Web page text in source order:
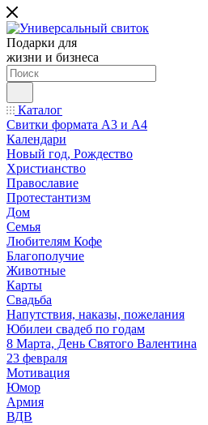
Подарки для
жизни и бизнеса
Каталог
Свитки формата А3 и А4
Календари
Новый год, Рождество
Христианство
Православие
Протестантизм
Дом
Семья
Любителям Кофе
Благополучие
Животные
Карты
Свадьба
Напутствия, наказы, пожелания
Юбилеи свадеб по годам
8 Марта, День Святого Валентина
23 февраля
Мотивация
Юмор
Армия
ВДВ